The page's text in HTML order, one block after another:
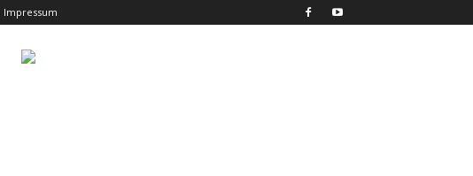
Impressum